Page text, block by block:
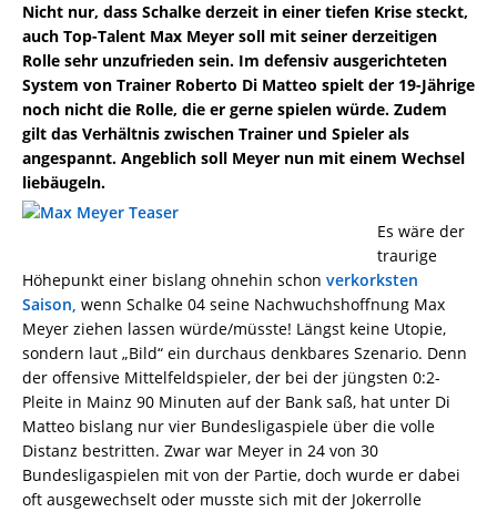
Nicht nur, dass Schalke derzeit in einer tiefen Krise steckt,
auch Top-Talent Max Meyer soll mit seiner derzeitigen
Rolle sehr unzufrieden sein. Im defensiv ausgerichteten
System von Trainer Roberto Di Matteo spielt der 19-Jährige
noch nicht die Rolle, die er gerne spielen würde. Zudem
gilt das Verhältnis zwischen Trainer und Spieler als
angespannt. Angeblich soll Meyer nun mit einem Wechsel
liebäugeln.
Es wäre der
traurige
Höhepunkt einer bislang ohnehin schon verkorksten
Saison, wenn Schalke 04 seine Nachwuchshoffnung Max
Meyer ziehen lassen würde/müsste! Längst keine Utopie,
sondern laut „Bild“ ein durchaus denkbares Szenario. Denn
der offensive Mittelfeldspieler, der bei der jüngsten 0:2-
Pleite in Mainz 90 Minuten auf der Bank saß, hat unter Di
Matteo bislang nur vier Bundesligaspiele über die volle
Distanz bestritten. Zwar war Meyer in 24 von 30
Bundesligaspielen mit von der Partie, doch wurde er dabei
oft ausgewechselt oder musste sich mit der Jokerrolle